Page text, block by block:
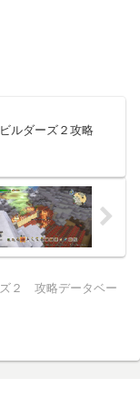
ビルダーズ２攻略
ズ２ 攻略データベー